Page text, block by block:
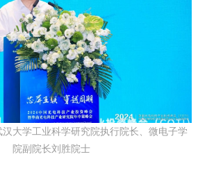
大学工业科学研究院执行院长、微电子学
院副院长刘胜院士